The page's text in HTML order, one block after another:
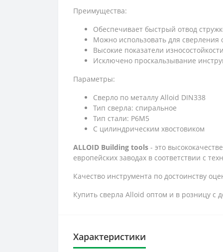
Преимущества:
Обеспечивает быстрый отвод
Можно использовать для сверления
Высокие показатели
Исключено проскальзывание
Параметры:
Сверло по металлу Alloid DIN338
Тип сверла: спиральное
Тип стали: Р6М5
С цилиндрическим хвостовиком
ALLOID Building tools - это
европейских заводах в соответствии с
Качество инструмента по достоинству
Купить сверла Alloid оптом и в розницу с
Характеристики